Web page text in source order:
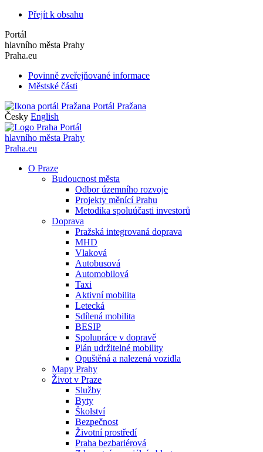
Přejít k obsahu
Portál
hlavního města Prahy
Praha.eu
Povinně zveřejňované informace
Městské části
Portál Pražana
Česky English
Portál
hlavního města Prahy
Praha.eu
O Praze
Budoucnost města
Odbor územního rozvoje
Projekty měnící Prahu
Metodika spoluúčasti investorů
Doprava
Pražská integrovaná doprava
MHD
Vlaková
Autobusová
Automobilová
Taxi
Aktivní mobilita
Letecká
Sdílená mobilita
BESIP
Spolupráce v dopravě
Plán udržitelné mobility
Opuštěná a nalezená vozidla
Mapy Prahy
Život v Praze
Služby
Byty
Školství
Bezpečnost
Životní prostředí
Praha bezbariérová